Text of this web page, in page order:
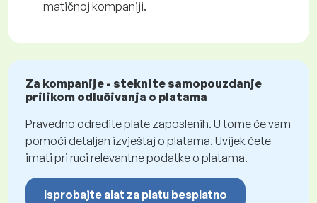
matičnoj kompaniji.
Za kompanije - steknite samopouzdanje
prilikom odlučivanja o platama
Pravedno odredite plate zaposlenih. U tome će vam
pomoći detaljan izvještaj o platama. Uvijek ćete
imati pri ruci relevantne podatke o platama.
Isprobajte alat za platu besplatno